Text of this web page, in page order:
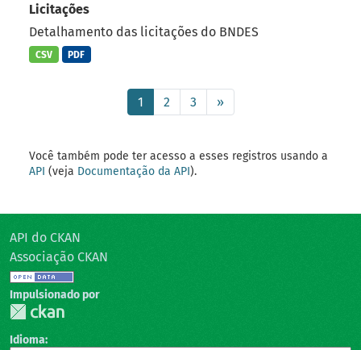
Licitações
Detalhamento das licitações do BNDES
CSV PDF
1 2 3 »
Você também pode ter acesso a esses registros usando a
API (veja Documentação da API).
API do CKAN
Associação CKAN
Impulsionado por
Idioma